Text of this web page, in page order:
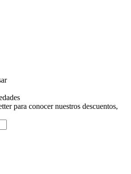
para conocer nuestros descuentos,